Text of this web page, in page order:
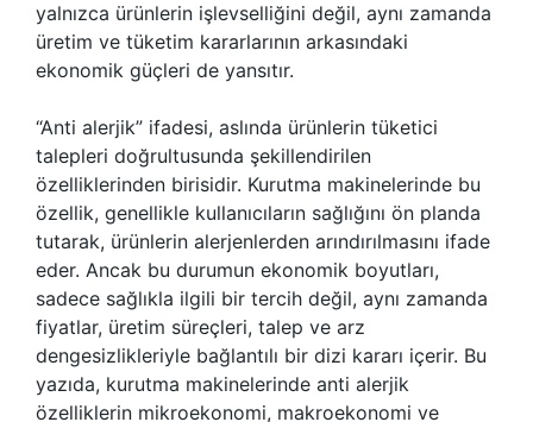
yalnızca ürünlerin işlevselliğini değil, aynı zamanda
üretim ve tüketim kararlarının arkasındaki
ekonomik güçleri de yansıtır.
“Anti alerjik” ifadesi, aslında ürünlerin tüketici
talepleri doğrultusunda şekillendirilen
özelliklerinden birisidir. Kurutma makinelerinde bu
özellik, genellikle kullanıcıların sağlığını ön planda
tutarak, ürünlerin alerjenlerden arındırılmasını ifade
eder. Ancak bu durumun ekonomik boyutları,
sadece sağlıkla ilgili bir tercih değil, aynı zamanda
fiyatlar, üretim süreçleri, talep ve arz
dengesizlikleriyle bağlantılı bir dizi kararı içerir. Bu
yazıda, kurutma makinelerinde anti alerjik
özelliklerin mikroekonomi, makroekonomi ve